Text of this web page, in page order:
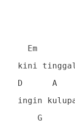
Em
kini tinggal
D A
ingin
G D